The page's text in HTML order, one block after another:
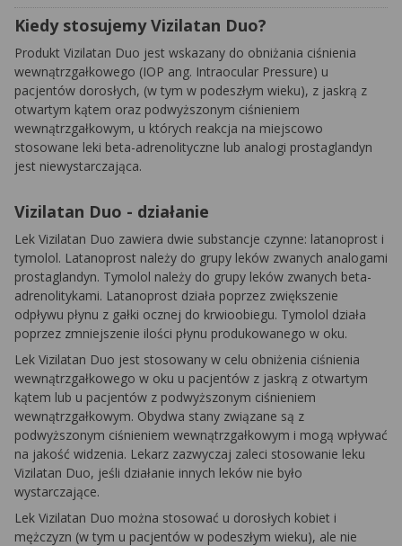
Kiedy stosujemy Vizilatan Duo?
Produkt Vizilatan Duo jest wskazany do obniżania ciśnienia
wewnątrzgałkowego (IOP ang. Intraocular Pressure) u
pacjentów dorosłych, (w tym w podeszłym wieku), z jaskrą z
otwartym kątem oraz podwyższonym ciśnieniem
wewnątrzgałkowym, u których reakcja na miejscowo
stosowane leki beta-adrenolityczne lub analogi prostaglandyn
jest niewystarczająca.
Vizilatan Duo - działanie
Lek Vizilatan Duo zawiera dwie substancje czynne: latanoprost i
tymolol. Latanoprost należy do grupy leków zwanych analogami
prostaglandyn. Tymolol należy do grupy leków zwanych beta-
adrenolitykami. Latanoprost działa poprzez zwiększenie
odpływu płynu z gałki ocznej do krwioobiegu. Tymolol działa
poprzez zmniejszenie ilości płynu produkowanego w oku.
Lek Vizilatan Duo jest stosowany w celu obniżenia ciśnienia
wewnątrzgałkowego w oku u pacjentów z jaskrą z otwartym
kątem lub u pacjentów z podwyższonym ciśnieniem
wewnątrzgałkowym. Obydwa stany związane są z
podwyższonym ciśnieniem wewnątrzgałkowym i mogą wpływać
na jakość widzenia. Lekarz zazwyczaj zaleci stosowanie leku
Vizilatan Duo, jeśli działanie innych leków nie było
wystarczające.
Lek Vizilatan Duo można stosować u dorosłych kobiet i
mężczyzn (w tym u pacjentów w podeszłym wieku), ale nie